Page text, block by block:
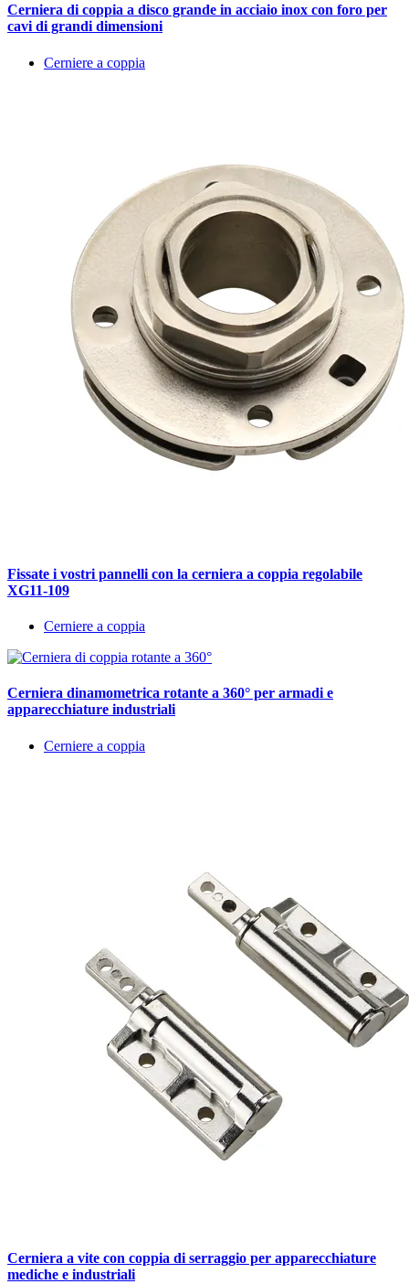
Cerniera di coppia a disco grande in acciaio inox con foro per
cavi di grandi dimensioni
Cerniere a coppia
Fissate i vostri pannelli con la cerniera a coppia regolabile
XG11-109
Cerniere a coppia
Cerniera dinamometrica rotante a 360° per armadi e
apparecchiature industriali
Cerniere a coppia
Cerniera a vite con coppia di serraggio per apparecchiature
mediche e industriali